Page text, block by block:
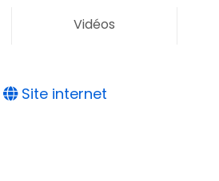
Vidéos
Site internet